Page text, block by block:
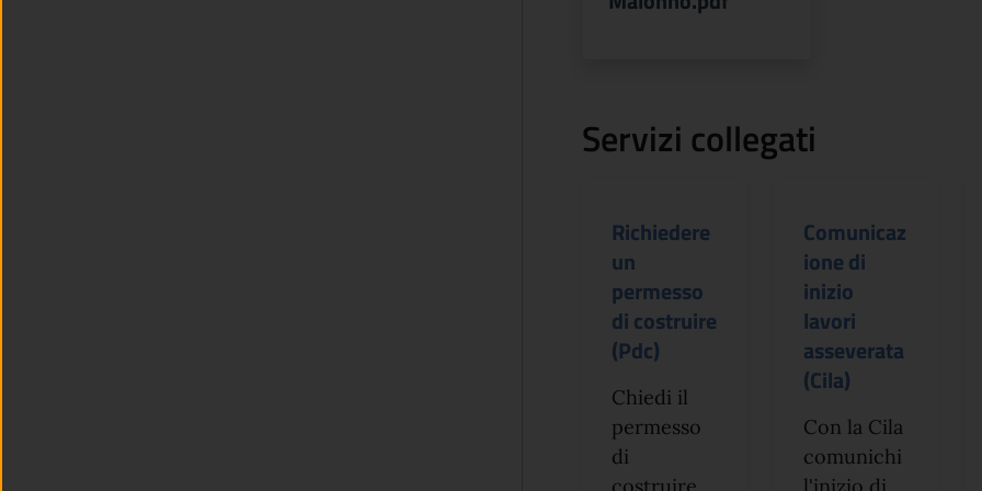
Servizi collegati
Richiedere
un
permesso
di costruire
(Pdc)
Chiedi il
permesso
di
Comunicaz
ione di
inizio
lavori
asseverata
(Cila)
Con la Cila
comunichi